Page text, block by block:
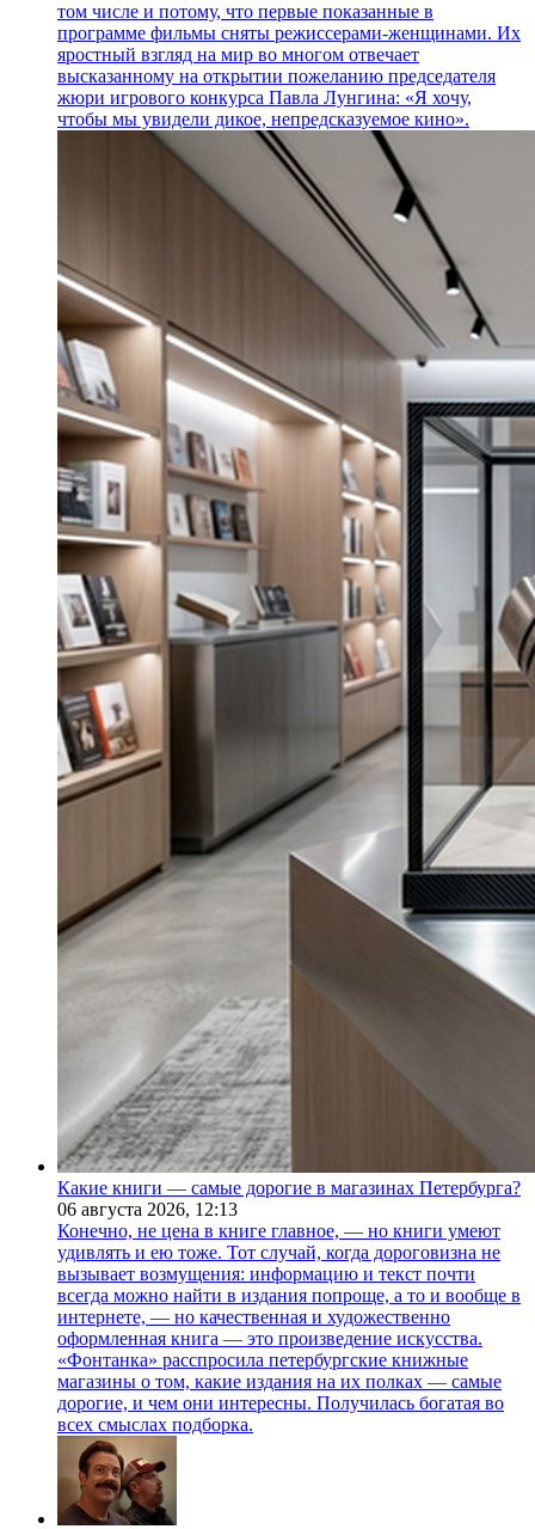
том числе и потому, что первые показанные в
программе фильмы сняты режиссерами-женщинами. Их
яростный взгляд на мир во многом отвечает
высказанному на открытии пожеланию председателя
жюри игрового конкурса Павла Лунгина: «Я хочу,
чтобы мы увидели дикое, непредсказуемое кино».
Какие книги — самые дорогие в магазинах Петербурга?
06 августа 2026, 12:13
Конечно, не цена в книге главное, — но книги умеют
удивлять и ею тоже. Тот случай, когда дороговизна не
вызывает возмущения: информацию и текст почти
всегда можно найти в издания попроще, а то и вообще в
интернете, — но качественная и художественно
оформленная книга — это произведение искусства.
«Фонтанка» расспросила петербургские книжные
магазины о том, какие издания на их полках — самые
дорогие, и чем они интересны. Получилась богатая во
всех смыслах подборка.